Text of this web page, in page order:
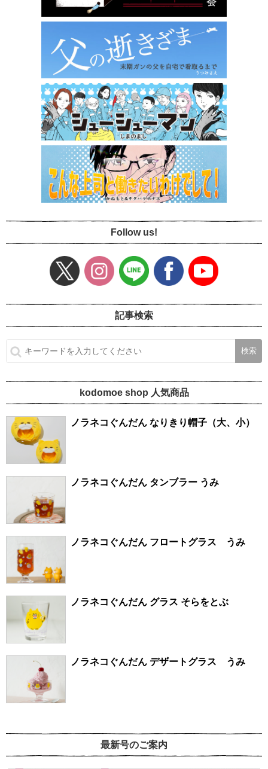
Follow us!
記事検索
kodomoe shop 人気商品
ノラネコぐんだん なりきり帽子（大、小）
ノラネコぐんだん タンブラー うみ
ノラネコぐんだん フロートグラス うみ
ノラネコぐんだん グラス そらをとぶ
ノラネコぐんだん デザートグラス うみ
最新号のご案内